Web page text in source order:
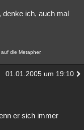
denke ich, auch mal
die Metapher.
01.01.2005 um 19:10
er sich immer